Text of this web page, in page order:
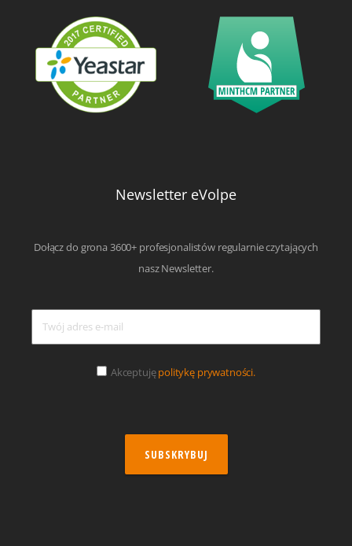
Newsletter eVolpe
Dołącz do grona 3600+ profesjonalistów regularnie czytających
nasz Newsletter.
Akceptujępolitykę prywatności.
SUBSKRYBUJ